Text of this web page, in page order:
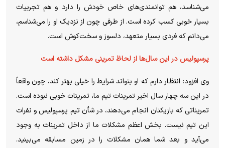
می‌شناسد، هم توانمندی‌های خاص خودش را دارد و هم تجربیات
بسیار خوبی کسب کرده‌ است. از طرفی چون از نزدیک او را می‌شناسم،
می‌دانم که فردی بسیار متعهد، دلسوز و سخت‌کوش است.
پرسپولیس در این سال‌ها از لحاظ تمرینی مشکل داشته است
وی افزود: انتظار دارم که او بتواند شرایط را خیلی بهتر کند، چون واقعاً
در این سه چهار سال اخیر تمرینات تیم ما، تمرینات خوبی نبوده است.
تمریناتی که بازیکنان انجام می‌دهند، در شأن تیم پرسپولیس و نفرات
این تیم نیست. بخش اعظم مشکلات ما از داخل تمرینات به وجود
می‌آید و بعد شما همان مشکلات را در زمین مسابقه می‌بینید.